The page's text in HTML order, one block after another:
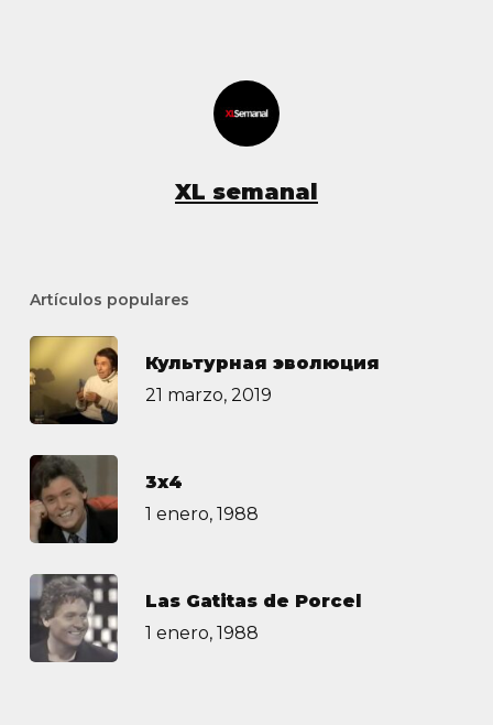
XL semanal
Artículos populares
Культурная эволюция
21 marzo, 2019
3х4
1 enero, 1988
Las Gatitas de Porcel
1 enero, 1988